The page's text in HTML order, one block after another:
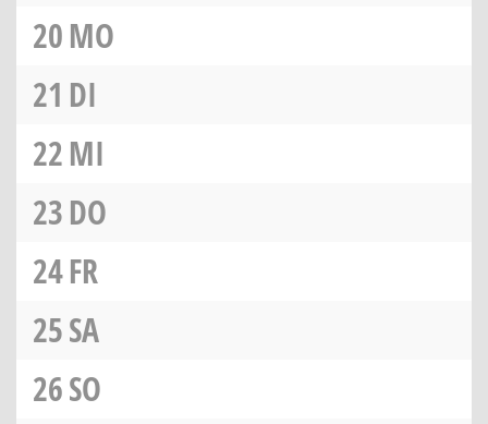
20MO
21 DI
22MI
23DO
24FR
25SA
26SO